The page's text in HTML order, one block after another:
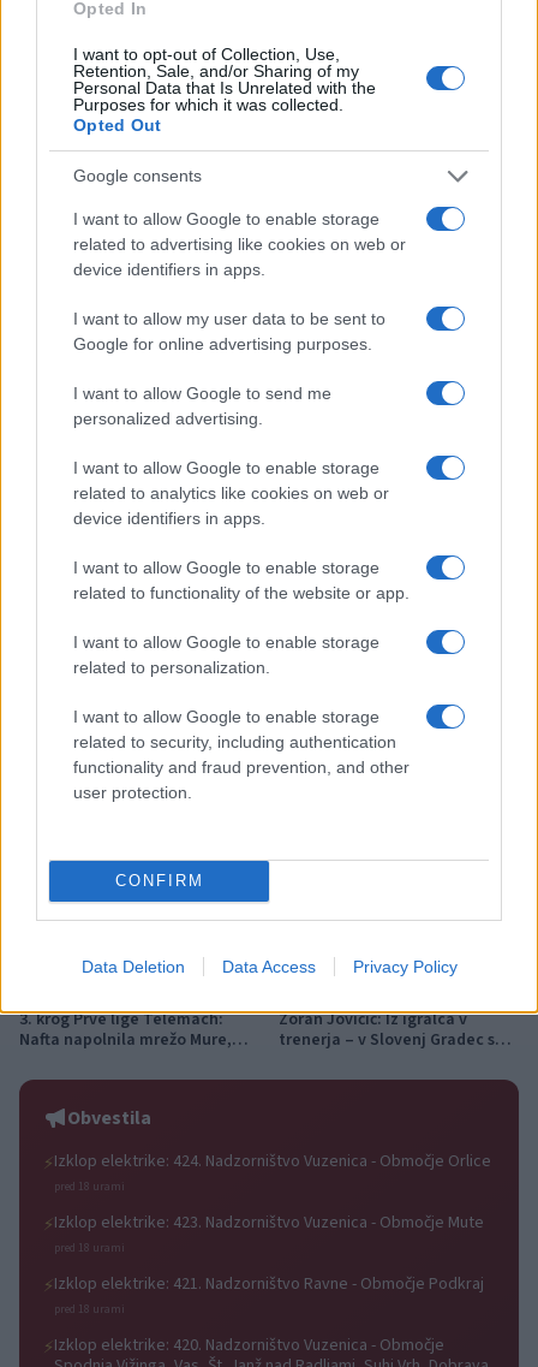
Opted In
I want to opt-out of Collection, Use,
Retention, Sale, and/or Sharing of my
Personal Data that Is Unrelated with the
Purposes for which it was collected.
Opted Out
Google consents
I want to allow Google to enable storage
related to advertising like cookies on web or
device identifiers in apps.
I want to allow my user data to be sent to
Google for online advertising purposes.
I want to allow Google to send me
personalized advertising.
I want to allow Google to enable storage
related to analytics like cookies on web or
device identifiers in apps.
I want to allow Google to enable storage
related to functionality of the website or app.
I want to allow Google to enable storage
related to personalization.
I want to allow Google to enable storage
related to security, including authentication
functionality and fraud prevention, and other
user protection.
CONFIRM
Data Deletion Data Access Privacy Policy
Rimski vrelec
Več iz kraja Ravne na Koroškem
Koroške reke so opazno upadle,
zadnja dva tedna skoraj brez
Z vlakom po Koroški: Manj
gneče, več udobja
Na Ravenskih dnevih boste
Ravnah
Več iz kategorije Šport
mladinska košarka piše
3. krog Prve lige Telemach:
Nafta napolnila mrežo Mure,
zmage
Zoran Jovičić: Iz igralca v
trenerja – v Slovenj Gradec se
Obvestila
⚡Izklop elektrike: 424. Nadzorništvo Vuzenica - Območje Orlice
pred 18 urami
⚡Izklop elektrike: 423. Nadzorništvo Vuzenica - Območje Mute
pred 18 urami
⚡Izklop elektrike: 421. Nadzorništvo Ravne - Območje Podkraj
pred 18 urami
⚡Izklop elektrike: 420. Nadzorništvo Vuzenica - Območje